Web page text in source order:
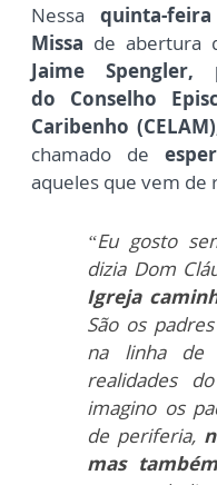
Nessa quinta-
Missa de abertura
Jaime
do Conselho
Caribenho (CELAM)
chamado de
aqueles que vem de
“Eu gosto
dizia Dom
Igreja
São os
na linha de
realidades
imagino os
de periferia,
mas